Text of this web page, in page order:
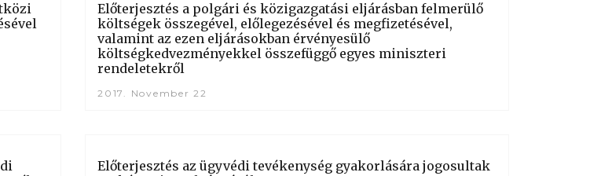
Előterjesztés a polgári és közigazgatási eljárásban felmerülő
költségek összegével, előlegezésével és megfizetésével,
valamint az ezen eljárásokban érvényesülő
költségkedvezményekkel összefüggő egyes miniszteri
rendeletekről
2017. November 22
Előterjesztés az ügyvédi tevékenység gyakorlására jogosultak